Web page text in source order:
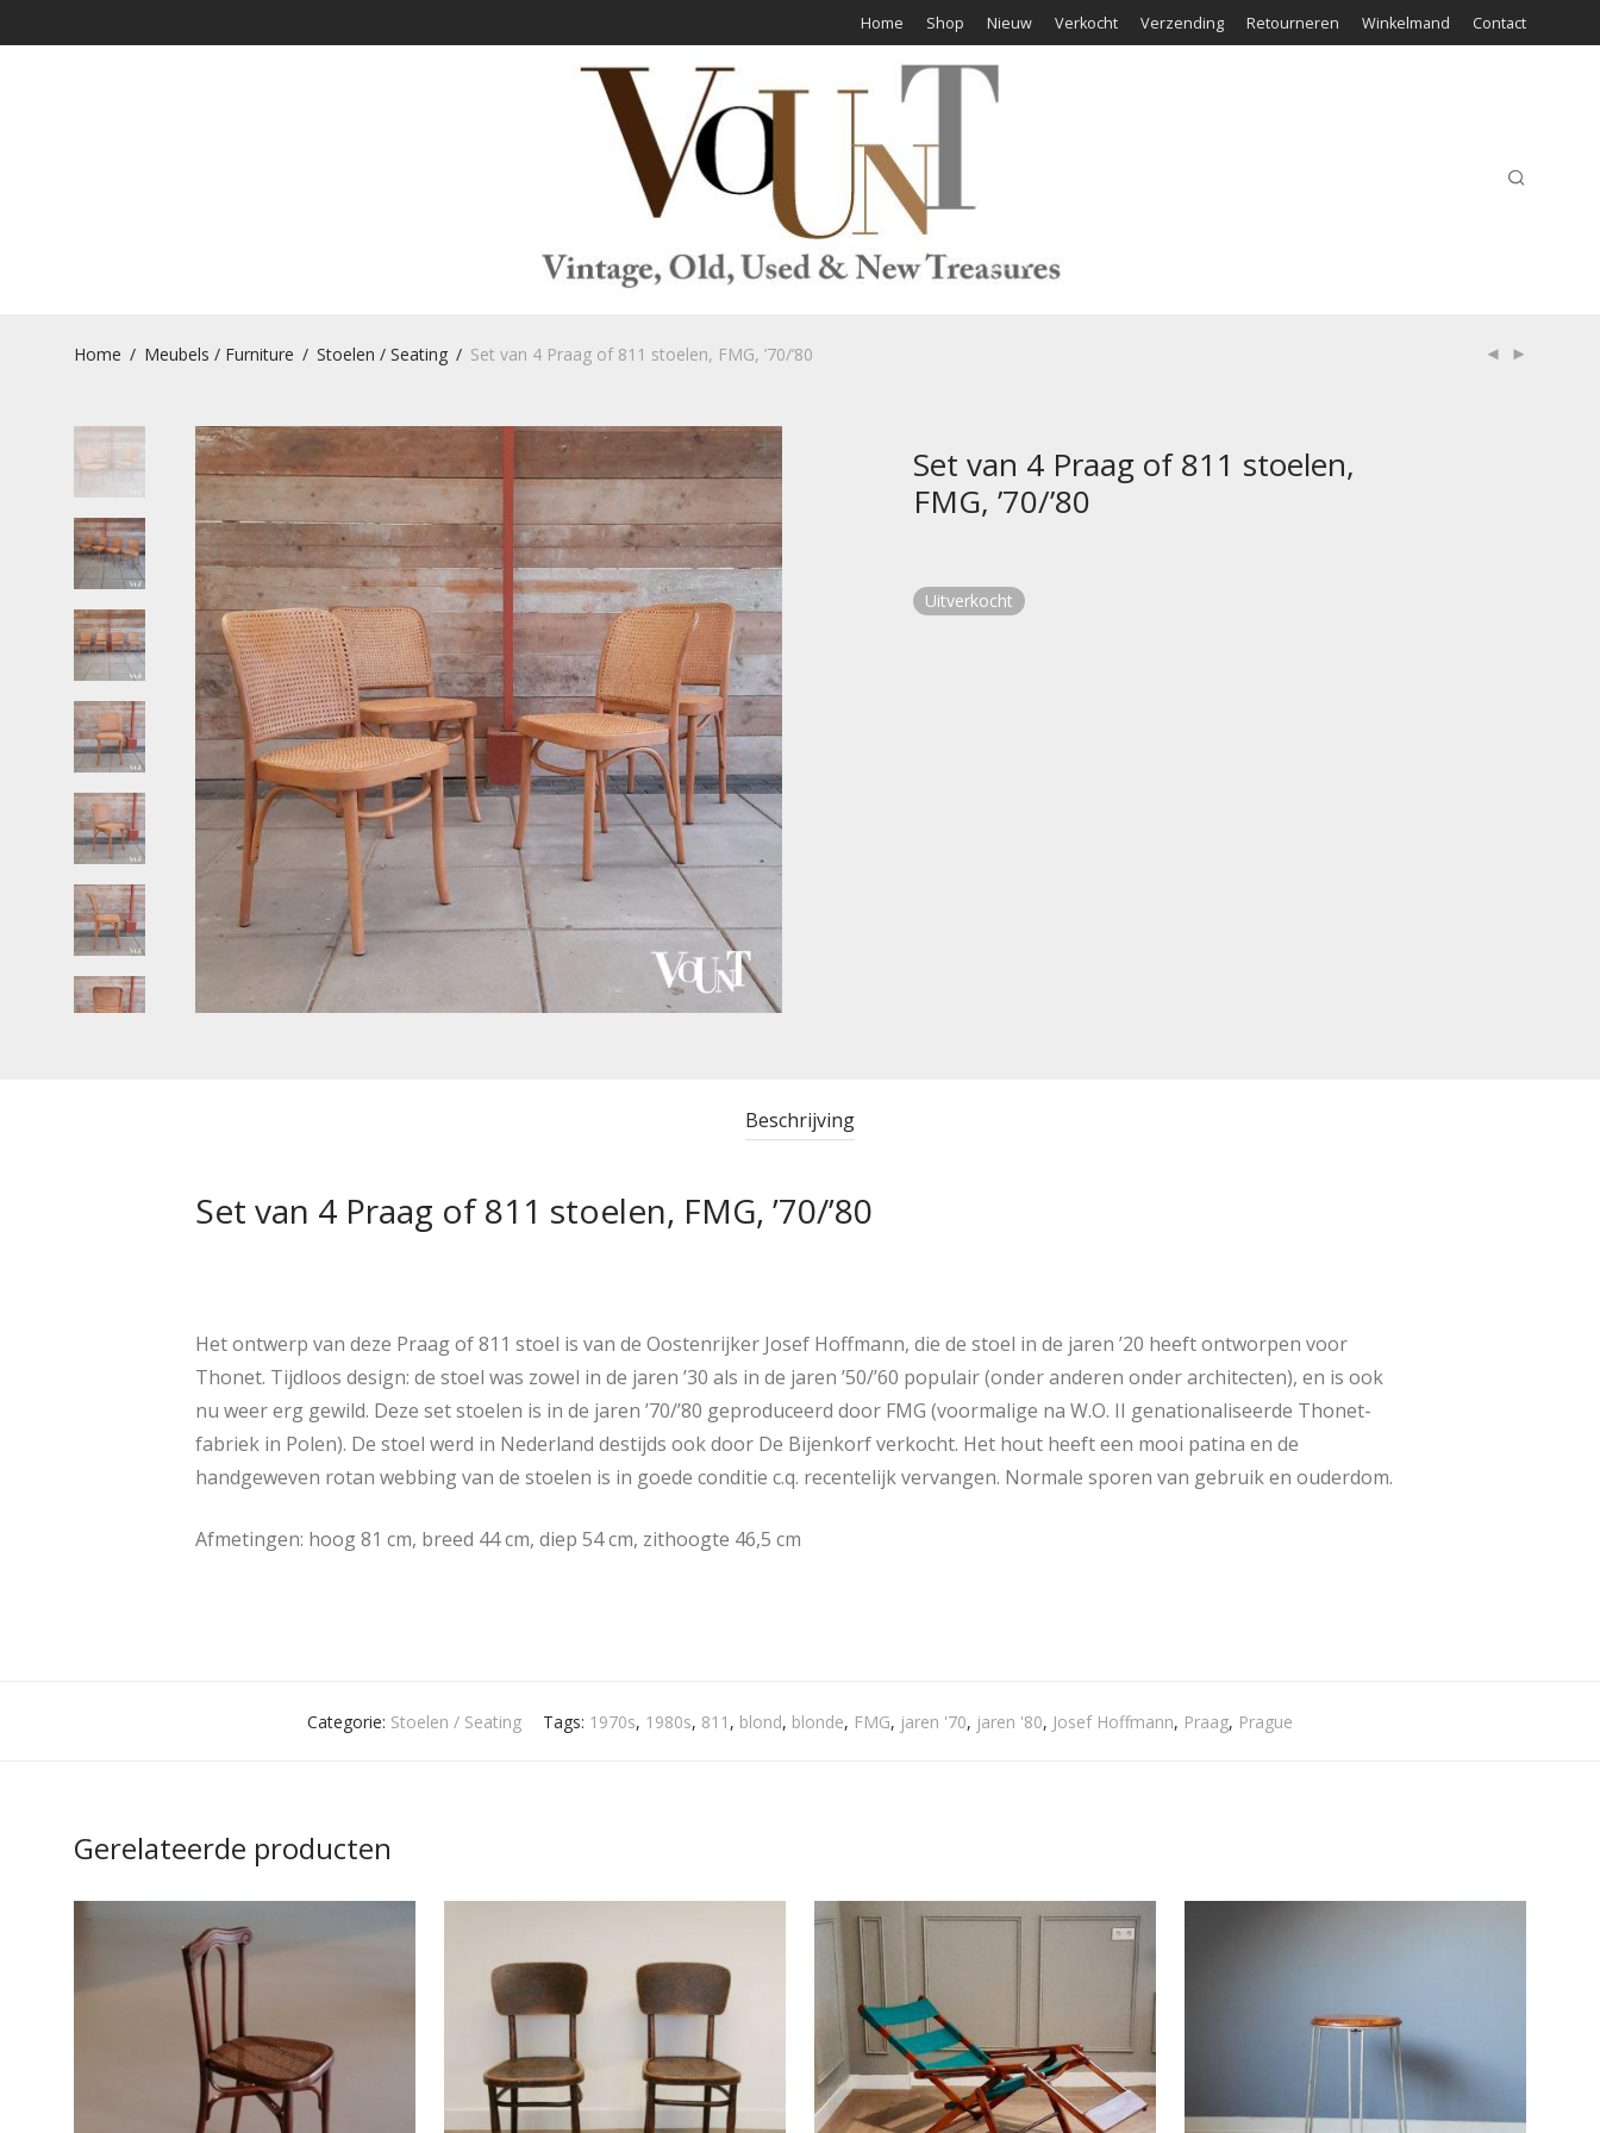
Home Shop Nieuw Verkocht Verzending Retourneren Winkelmand Contact
Home / Meubels / Furniture / Stoelen / Seating / Set van 4 Praag of 811 stoelen, FMG, ’70/’80
Set van 4 Praag of 811 stoelen,
FMG, ’70/’80
Uitverkocht
Beschrijving
Set van 4 Praag of 811 stoelen, FMG, ’70/’80
Het ontwerp van deze Praag of 811 stoel is van de Oostenrijker Josef Hoffmann, die de stoel in de jaren ’20 heeft ontworpen voor
Thonet. Tijdloos design: de stoel was zowel in de jaren ’30 als in de jaren ’50/’60 populair (onder anderen onder architecten), en is ook
nu weer erg gewild. Deze set stoelen is in de jaren ’70/’80 geproduceerd door FMG (voormalige na W.O. II genationaliseerde Thonet-
fabriek in Polen). De stoel werd in Nederland destijds ook door De Bijenkorf verkocht. Het hout heeft een mooi patina en de
handgeweven rotan webbing van de stoelen is in goede conditie c.q. recentelijk vervangen. Normale sporen van gebruik en ouderdom.
Afmetingen: hoog 81 cm, breed 44 cm, diep 54 cm, zithoogte 46,5 cm
Categorie: Stoelen / Seating Tags: 1970s, 1980s, 811 , blond, blonde, FMG, jaren '70, jaren '80, Josef Hoffmann, Praag, Prague
Gerelateerde producten